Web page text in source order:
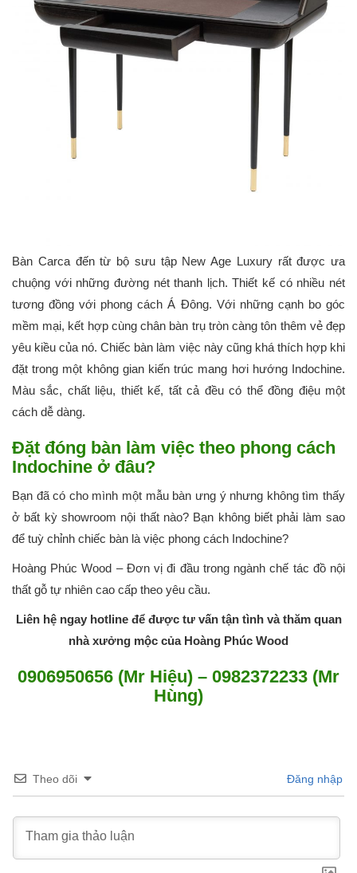
Bàn Carca đến từ bộ sưu tập New Age Luxury rất được ưa
chuộng với những đường nét thanh lịch. Thiết kế có nhiều nét
tương đồng với phong cách Á Đông. Với những cạnh bo góc
mềm mại, kết hợp cùng chân bàn trụ tròn càng tôn thêm vẻ đẹp
yêu kiều của nó. Chiếc bàn làm việc này cũng khá thích hợp khi
đặt trong một không gian kiến trúc mang hơi hướng Indochine.
Màu sắc, chất liệu, thiết kế, tất cả đều có thể đồng điệu một
cách dễ dàng.
Đặt đóng bàn làm việc theo phong cách
Indochine ở đâu?
Bạn đã có cho mình một mẫu bàn ưng ý nhưng không tìm thấy
ở bất kỳ showroom nội thất nào? Bạn không biết phải làm sao
để tuỳ chỉnh chiếc bàn là việc phong cách Indochine?
Hoàng Phúc Wood – Đơn vị đi đầu trong ngành chế tác đồ nội
thất gỗ tự nhiên cao cấp theo yêu cầu.
Liên hệ ngay hotline để được tư vấn tận tình và thăm quan
nhà xưởng mộc của Hoàng Phúc Wood
0906950656 (Mr Hiệu) – 0982372233 (Mr
Hùng)
Theo dõi Đăng nhập